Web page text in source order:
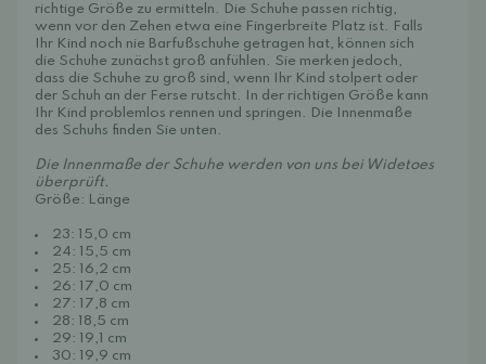
richtige Größe zu ermitteln. Die Schuhe passen richtig,
wenn vor den Zehen etwa eine Fingerbreite Platz ist. Falls
Ihr Kind noch nie Barfußschuhe getragen hat, können sich
die Schuhe zunächst groß anfühlen. Sie merken jedoch,
dass die Schuhe zu groß sind, wenn Ihr Kind stolpert oder
der Schuh an der Ferse rutscht. In der richtigen Größe kann
Ihr Kind problemlos rennen und springen. Die Innenmaße
des Schuhs finden Sie unten.
Die Innenmaße der Schuhe werden von uns bei Widetoes
überprüft.
Größe: Länge
23: 15,0 cm
24: 15,5 cm
25: 16,2 cm
26: 17,0 cm
27: 17,8 cm
28: 18,5 cm
29: 19,1 cm
30: 19,9 cm